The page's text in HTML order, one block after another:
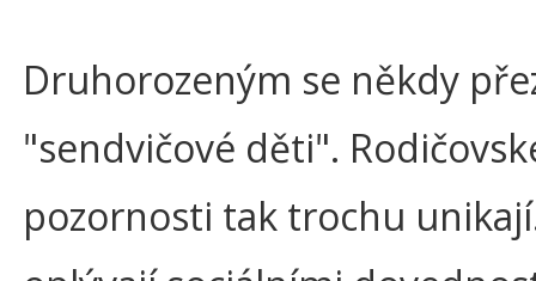
Druhorozeným se někdy
"sendvičové děti".
pozornosti tak trochu